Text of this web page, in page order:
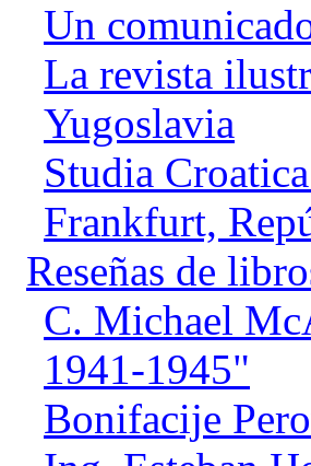
Un
La revista
Yugoslavia
Studia
Frankfurt,
Reseñas de
C. Michael
1941-1945"
Bonifacije